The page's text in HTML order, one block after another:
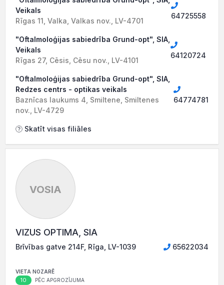
Veikals
Rīgas 11, Valka, Valkas nov., LV-4701
64725558
"Oftalmoloģijas sabiedrība Grund-opt", SIA,
Veikals
Rīgas 27, Cēsis, Cēsu nov., LV-4101
64120724
"Oftalmoloģijas sabiedrība Grund-opt", SIA,
Redzes centrs - optikas veikals
Baznīcas laukums 4, Smiltene, Smiltenes
nov., LV-4729
64774781
Skatīt visas filiāles
VOSIA
VIZUS OPTIMA, SIA
Brīvības gatve 214F, Rīga, LV-1039 65622034
VIETA NOZARĒ
10 PĒC APGROZĪJUMA